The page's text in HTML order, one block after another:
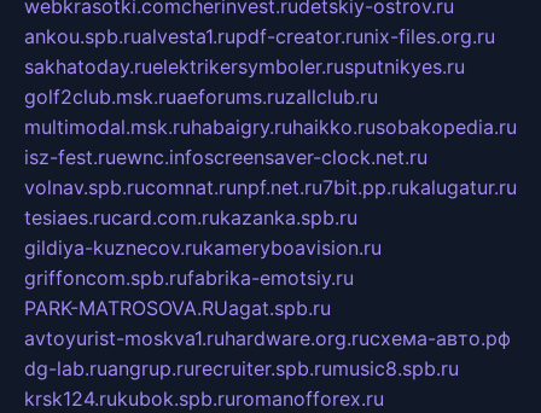
webkrasotki.comcherinvest.rudetskiy-ostrov.ru
ankou.spb.rualvesta1.rupdf-creator.runix-files.org.ru
sakhatoday.ruelektrikersymboler.rusputnikyes.ru
golf2club.msk.ruaeforums.ruzallclub.ru
multimodal.msk.ruhabaigry.ruhaikko.rusobakopedia.ru
isz-fest.ruewnc.infoscreensaver-clock.net.ru
volnav.spb.rucomnat.runpf.net.ru7bit.pp.rukalugatur.ru
tesiaes.rucard.com.rukazanka.spb.ru
gildiya-kuznecov.rukameryboavision.ru
griffoncom.spb.rufabrika-emotsiy.ru
PARK-MATROSOVA.RUagat.spb.ru
avtoyurist-moskva1.ruhardware.org.ruсхема-авто.рф
dg-lab.ruangrup.rurecruiter.spb.rumusic8.spb.ru
krsk124.rukubok.spb.ruromanofforex.ru